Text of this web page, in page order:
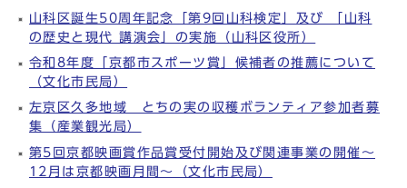
山科区誕生50周年記念「第9回山科検定」及び 「山科
の歴史と現代 講演会」の実施（山科区役所）
令和8年度「京都市スポーツ賞」候補者の推薦について
（文化市民局）
左京区久多地域 とちの実の収穫ボランティア参加者募
集（産業観光局）
第5回京都映画賞作品賞受付開始及び関連事業の開催～
12月は京都映画月間～（文化市民局）